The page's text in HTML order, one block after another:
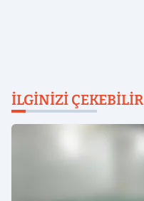
İLGINIZI ÇEKEBILIR